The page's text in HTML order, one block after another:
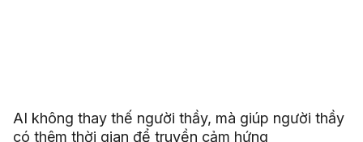
AI không thay thế người thầy, mà giúp người thầy
có thêm thời gian để truyền cảm hứng